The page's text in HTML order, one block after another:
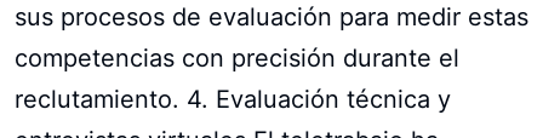
sus procesos de evaluación para medir estas
competencias con precisión durante el
reclutamiento. 4. Evaluación técnica y